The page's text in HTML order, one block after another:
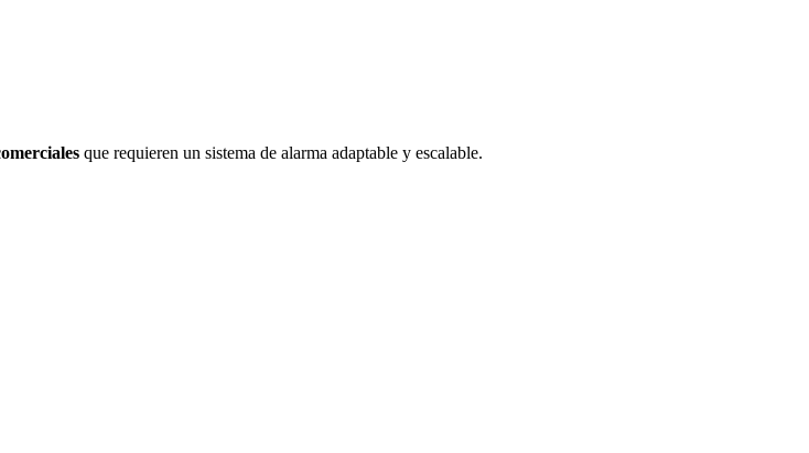
que requieren un sistema de alarma adaptable y escalable.